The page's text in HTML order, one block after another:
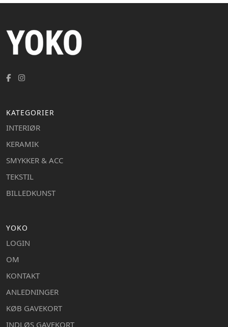
KATEGORIER
INTERIØR
KERAMIK
SMYKKER & ACC
TEKSTIL
BILLEDKUNST
YOKO
LOGIN
OM
KONTAKT
ANLEDNINGER
KØB GAVEKORT
INDLØS GAVEKORT